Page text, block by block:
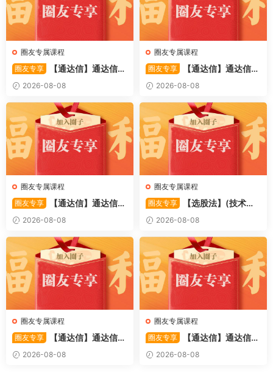
圈友专属课程
圈友专享
【通达信】通达信
〖备战龙妖〗副图/选股 精准
捕捉龙头启动进场信号 源码
2026-08-08
圈友专属课程
圈友专享
【通达信】通达信
〖重心突破〗主副图/选股 捕
捉股价在特定形态下的反转与
启动信号 源码
2026-08-08
圈友专属课程
圈友专享
【通达信】通达信
〖萧啸双通道〗主图指标 研判
股价运行通道、捕捉短线买卖
时机 源码
2026-08-08
圈友专属课程
圈友专享
【选股法】(技术篇)
强势个股选股法操作理念、策
略与工具（上下）视频课程 共
2个视频
2026-08-08
圈友专属课程
圈友专享
【通达信】通达信
〖极致主力〗主副图/选股 放
量不算突破，站上压力才算！
2026-08-08
圈友专属课程
圈友专享
【通达信】通达信
〖超强MACD〗副图指标 斐波
那契+三重共振，捕捉买卖
2026-08-08